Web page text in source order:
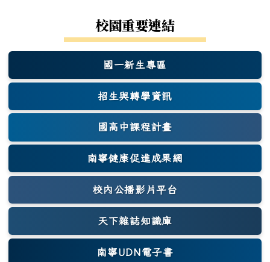
校園重要連結
國一新生專區
(另開新視窗)
招生與轉學資訊
國高中課程計畫
南寧健康促進成果網
(另開新視窗)
校內公播影片平台
天下雜誌知識庫
(另開新視窗)
南寧UDN電子書